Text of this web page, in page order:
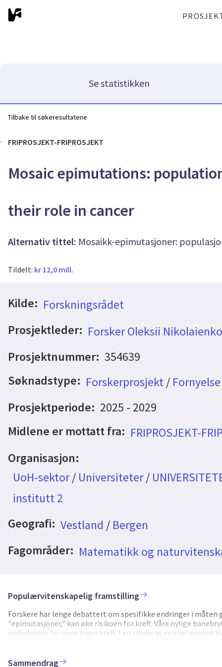
Se statistikken
Tilbake til søkeresultatene
FRIPROSJEKT-FRIPROSJEKT
Mosaic epimutations:
their role in cancer
Alternativ tittel: Mosaikk-epimutasjoner:
Tildelt: kr 12,0 mill.
Kilde: Forskningsrådet
Prosjektleder: Forsker Oleksii Nikolaienko
Prosjektnummer: 354639
Søknadstype: Forskerprosjekt/ Fornyelse
Prosjektperiode: 2025 - 2029
Midlene er mottatt fra: FRIPROSJEKT-
Organisasjon:
UoH-sektor/ Universiteter/
institutt 2
Geografi: Vestland / Bergen
Fagområder: Matematikk og
Populærvitenskapelig framstilling
Forskere har lenge debattert om spesifikke endringer i
"epimutasjoner," kan øke risikoen for kreft. Våre nylige
risikofaktor for visse typer kreft. I en studie av en stor gruppe
få celler bærer epimutasjonen. Nå har vi som mål å utvide
Sammendrag